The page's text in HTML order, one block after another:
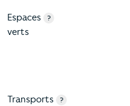
Espaces
verts
?
Transports ?